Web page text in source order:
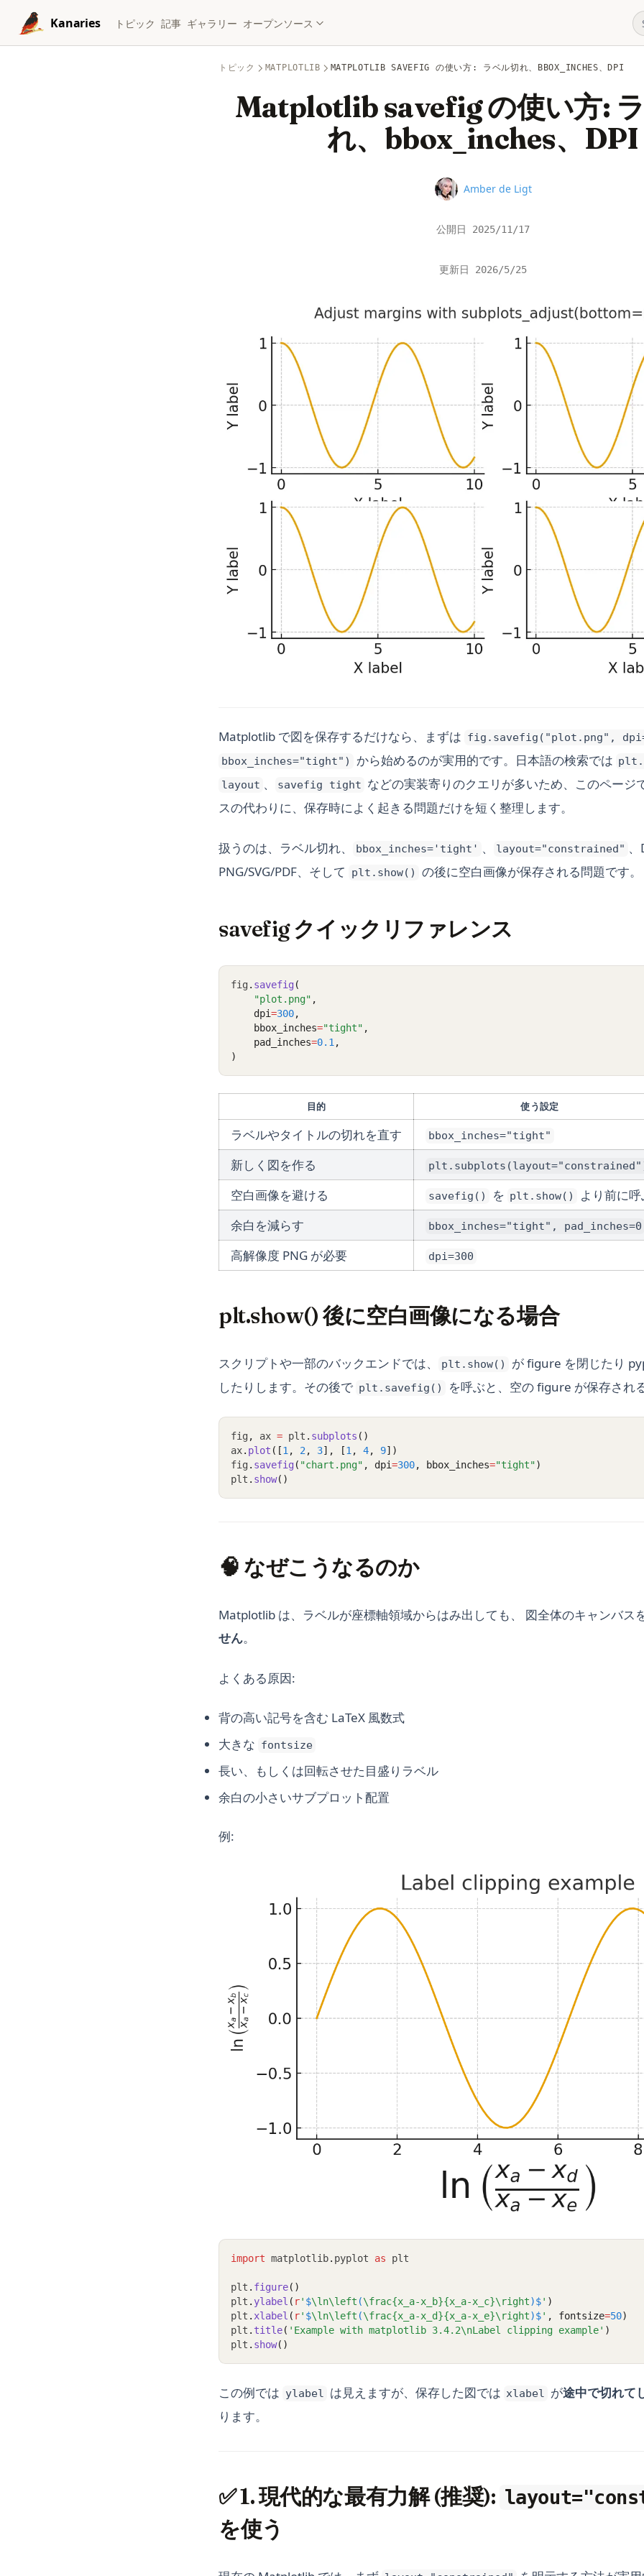
Skip to content
Kanaries
トピック 記事 ギャラリー オープンソース
トピック MATPLOTLIB MATPLOTLIB SAVEFIG の使い方: ラベル切れ、BBOX_INCHES、DPI
Matplotlib savefig の使い方:
れ、bbox_inches、DPI
Name
Amber de Ligt
公開日 2025/11/17
更新日 2026/5/25
Matplotlib で図を保存するだけなら、まずは fig.savefig("plot.png",
bbox_inches="tight")
から始めるのが実用的です。日本語の検索では
layout 、 savefig tight などの実装寄りのクエリが多いため、このページ
スの代わりに、保存時によく起きる問題だけを短く整理します。
扱うのは、ラベル切れ、 bbox_inches='tight' 、 layout="constrained"
PNG/SVG/PDF、そして
plt.show() の後に空白画像が保存される問題です。
savefig クイックリファレンス
fig . savefig (
"plot.png" ,
    dpi
=300,
    bbox_inches
="tight" ,
    pad_inches
=0.1,
)
目的 使う設定
ラベルやタイトルの切れを直す bbox_inches="tight"
新しく図を作る
空白画像を避ける savefig() を plt.show()
より前に
余白を減らす
bbox_inches="tight", pad_inches=0
高解像度 PNG が必要 dpi=300
plt.show() 後に空白画像になる場合
スクリプトや一部のバックエンドでは、 plt.show()
が figure を閉じたり
したりします。その後で plt.savefig() を呼ぶと、空の figure が保存され
fig , ax = plt . subplots ()
ax. plot ([1, 2, 3], [1, 4, 9])
fig . savefig ( "chart.png" , dpi=300, bbox_inches="tight")
plt . show()
🧠 なぜこうなるのか
Matplotlib は、ラベルが座標軸領域からはみ出しても、 図全体のキャンバス
せん。
よくある原因:
背の高い記号を含む LaTeX 風数式
大きな fontsize
長い、もしくは回転させた目盛りラベル
余白の小さいサブプロット配置
例:
import matplotlib. pyplot as plt
plt . figure()
plt . ylabel ( r' $\ln\left (\frac{x_a-x_b}{x_a-x_c}\right)$' )
plt . xlabel ( r' $\ln\left (\frac{x_a-x_d}{x_a-x_e}\right)$' , fontsize=50)
plt . title( 'Example with matplotlib 3.4.2\nLabel clipping example' )
plt . show()
この例では ylabel は見えますが、保存した図では xlabel が途中で切れて
ります。
✅ 1. 現代的な最有力解 (推奨):
を使う